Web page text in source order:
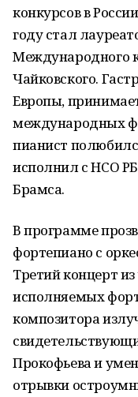
конкурсов в
году стал
Международного
Чайковского.
Европы,
международных
пианист
исполнил с НСО
Брамса.
В программе
фортепиано с
Третий концерт
исполняемых
композитора
Прокофьева и
отрывки